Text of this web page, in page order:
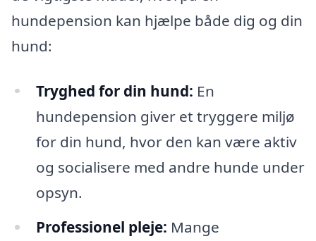
hundepension kan hjælpe både dig og din
hund:
Tryghed for din hund: En
hundepension giver et tryggere miljø
for din hund, hvor den kan være aktiv
og socialisere med andre hunde under
opsyn.
Professionel pleje: Mange